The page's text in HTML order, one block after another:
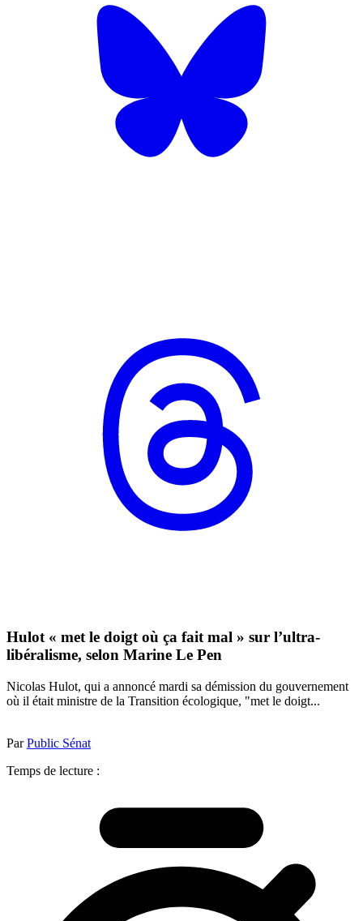
Hulot « met le doigt où ça fait mal » sur l’ultra-
libéralisme, selon Marine Le Pen
Nicolas Hulot, qui a annoncé mardi sa démission du gouvernement
où il était ministre de la Transition écologique, "met le doigt...
ParPublic Sénat
Temps de lecture :